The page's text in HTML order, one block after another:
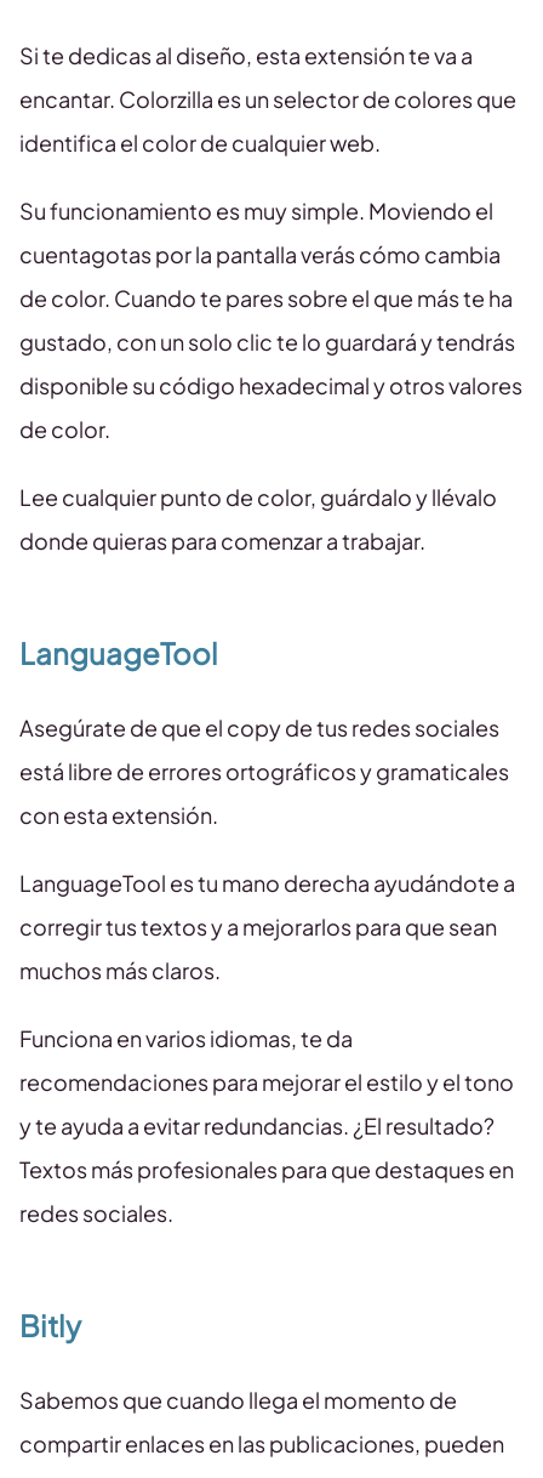
Si te dedicas al diseño, esta extensión te va a
encantar. Colorzilla es un selector de colores que
identifica el color de cualquier web.
Su funcionamiento es muy simple. Moviendo el
cuentagotas por la pantalla verás cómo cambia
de color. Cuando te pares sobre el que más te ha
gustado, con un solo clic te lo guardará y tendrás
disponible su código hexadecimal y otros valores
de color.
Lee cualquier punto de color, guárdalo y llévalo
donde quieras para comenzar a trabajar.
LanguageTool
Asegúrate de que el copy de tus redes sociales
está libre de errores ortográficos y gramaticales
con esta extensión.
LanguageTool es tu mano derecha ayudándote a
corregir tus textos y a mejorarlos para que sean
muchos más claros.
Funciona en varios idiomas, te da
recomendaciones para mejorar el estilo y el tono
y te ayuda a evitar redundancias. ¿El resultado?
Textos más profesionales para que destaques en
redes sociales.
Bitly
Sabemos que cuando llega el momento de
compartir enlaces en las publicaciones, pueden